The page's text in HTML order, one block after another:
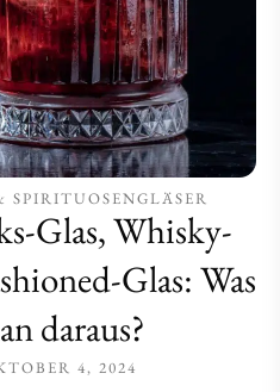
Glas, Whisky-
Glas: Was
daraus?
4, 2024